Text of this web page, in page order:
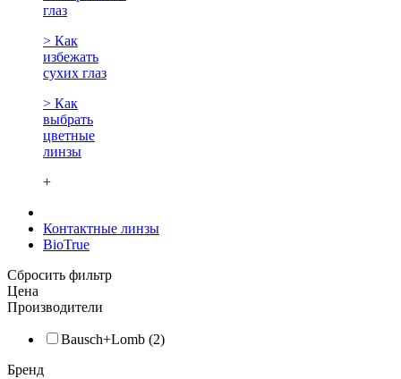
глаз
> Как
избежать
сухих глаз
> Как
выбрать
цветные
линзы
+
Контактные линзы
BioTrue
Сбросить фильтр
Цена
Производители
Bausch+Lomb (2)
Бренд